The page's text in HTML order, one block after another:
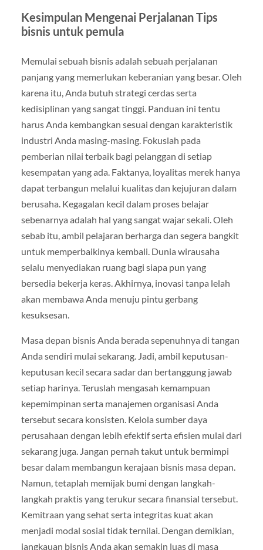
Kesimpulan Mengenai Perjalanan Tips
bisnis untuk pemula
Memulai sebuah bisnis adalah sebuah perjalanan
panjang yang memerlukan keberanian yang besar. Oleh
karena itu, Anda butuh strategi cerdas serta
kedisiplinan yang sangat tinggi. Panduan ini tentu
harus Anda kembangkan sesuai dengan karakteristik
industri Anda masing-masing. Fokuslah pada
pemberian nilai terbaik bagi pelanggan di setiap
kesempatan yang ada. Faktanya, loyalitas merek hanya
dapat terbangun melalui kualitas dan kejujuran dalam
berusaha. Kegagalan kecil dalam proses belajar
sebenarnya adalah hal yang sangat wajar sekali. Oleh
sebab itu, ambil pelajaran berharga dan segera bangkit
untuk memperbaikinya kembali. Dunia wirausaha
selalu menyediakan ruang bagi siapa pun yang
bersedia bekerja keras. Akhirnya, inovasi tanpa lelah
akan membawa Anda menuju pintu gerbang
kesuksesan.
Masa depan bisnis Anda berada sepenuhnya di tangan
Anda sendiri mulai sekarang. Jadi, ambil keputusan-
keputusan kecil secara sadar dan bertanggung jawab
setiap harinya. Teruslah mengasah kemampuan
kepemimpinan serta manajemen organisasi Anda
tersebut secara konsisten. Kelola sumber daya
perusahaan dengan lebih efektif serta efisien mulai dari
sekarang juga. Jangan pernah takut untuk bermimpi
besar dalam membangun kerajaan bisnis masa depan.
Namun, tetaplah memijak bumi dengan langkah-
langkah praktis yang terukur secara finansial tersebut.
Kemitraan yang sehat serta integritas kuat akan
menjadi modal sosial tidak ternilai. Dengan demikian,
jangkauan bisnis Anda akan semakin luas di masa